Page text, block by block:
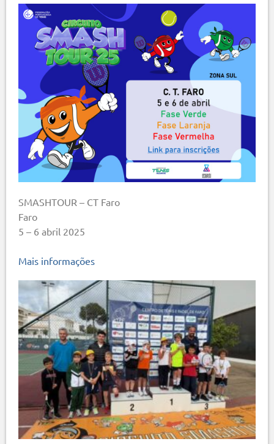
SMASHTOUR – CT Faro
Faro
5 – 6 abril 2025
Mais informações